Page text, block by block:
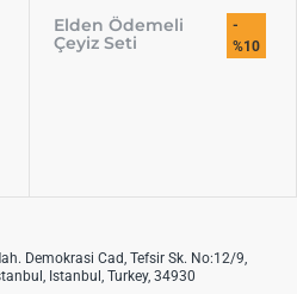
Elden Ödemeli
Çeyiz Seti
-
%10
Demokrasi Cad, Tefsir Sk. No:12/9,
Istanbul, Turkey, 34930